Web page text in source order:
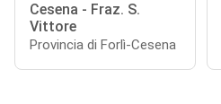
Cesena - Fraz. S.
Vittore
Provincia di Forlì-Cesena